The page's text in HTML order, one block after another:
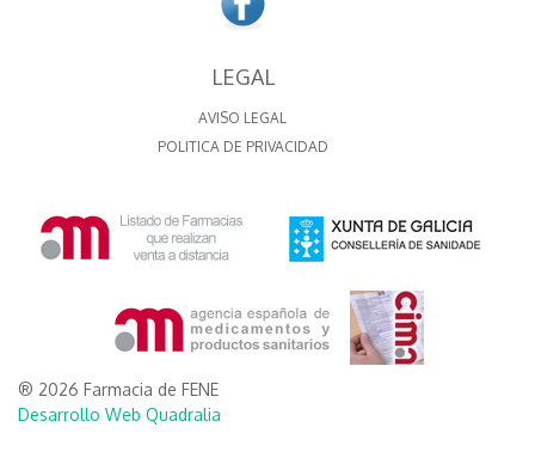
LEGAL
AVISO LEGAL
POLITICA DE PRIVACIDAD
® 2026 Farmacia de FENE
Desarrollo Web Quadralia